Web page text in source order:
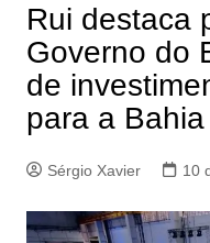
Rui destaca
Governo do
de
para a Bahia
Sérgio Xavier 10